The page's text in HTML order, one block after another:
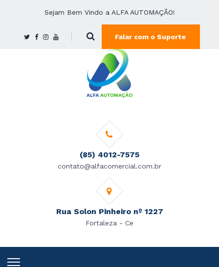
Sejam Bem Vindo a ALFA AUTOMAÇÃO!
Falar com o Suporte
(85) 4012-7575
contato@alfacomercial.com.br
Rua Solon Pinheiro nº 1227
Fortaleza - Ce